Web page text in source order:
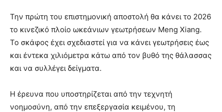
Την πρώτη του επιστημονική αποστολή θα κάνει το 2026
το κινεζικό πλοίο ωκεάνιων γεωτρήσεων Meng Xiang.
Το σκάφος έχει σχεδιαστεί για να κάνει γεωτρήσεις έως
και έντεκα χιλιόμετρα κάτω από τον βυθό της θάλασσας
και να συλλέγει δείγματα.
Η έρευνα που υποστηρίζεται από την τεχνητή
νοημοσύνη, από την επεξεργασία κειμένου, τη